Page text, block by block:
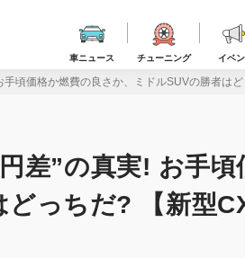
車ニュース チューニング イベ
頃価格か燃費の良さか、ミドルSUVの勝者は
差”の真実! お手頃
っちだ? 【新型